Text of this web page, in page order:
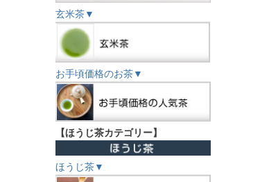
玄米茶▼
お手頃価格のお茶▼
【ほうじ茶カテゴリー】
ほうじ茶▼